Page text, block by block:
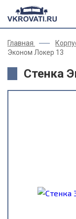
Главная
Эконом Локер 13
Стенка